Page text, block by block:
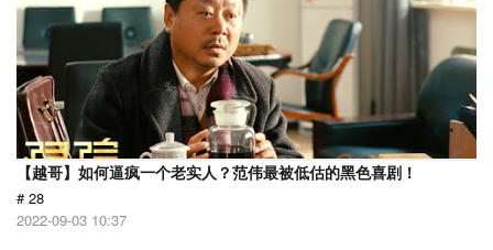
【越哥】如何逼疯一个老实人？范伟最被低估的黑色喜剧！
# 28
2022-09-03 10:37